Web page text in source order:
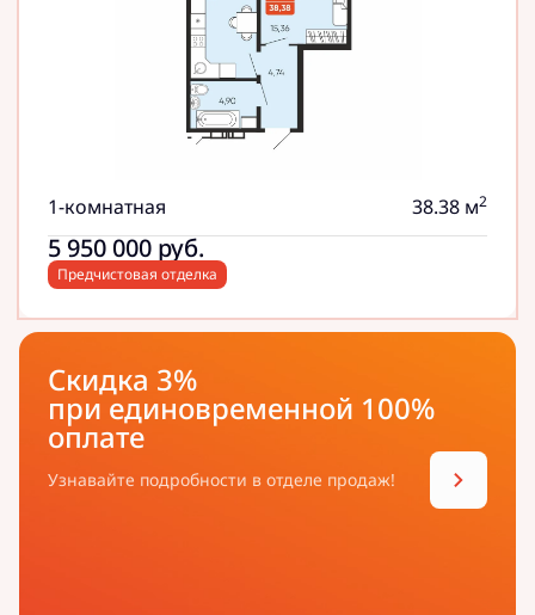
1-комнатная 38.38 м2
5 950 000 руб.
Предчистовая отделка
Скидка 3%
при единовременной 100%
оплате
Узнавайте подробности в отделе продаж!